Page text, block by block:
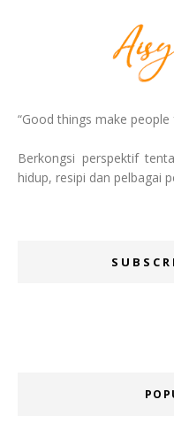
“Good things make
Berkongsi perspektif
hidup, resipi dan pelbagai